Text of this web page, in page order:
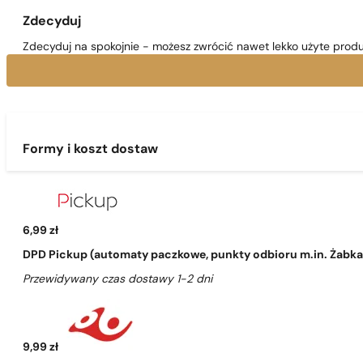
Zdecyduj
Zdecyduj na spokojnie - możesz zwrócić nawet lekko użyte
Formy i koszt dostaw
6,99 zł
DPD Pickup (automaty paczkowe, punkty odbioru m.in.
Przewidywany czas dostawy 1-2 dni
9,99 zł